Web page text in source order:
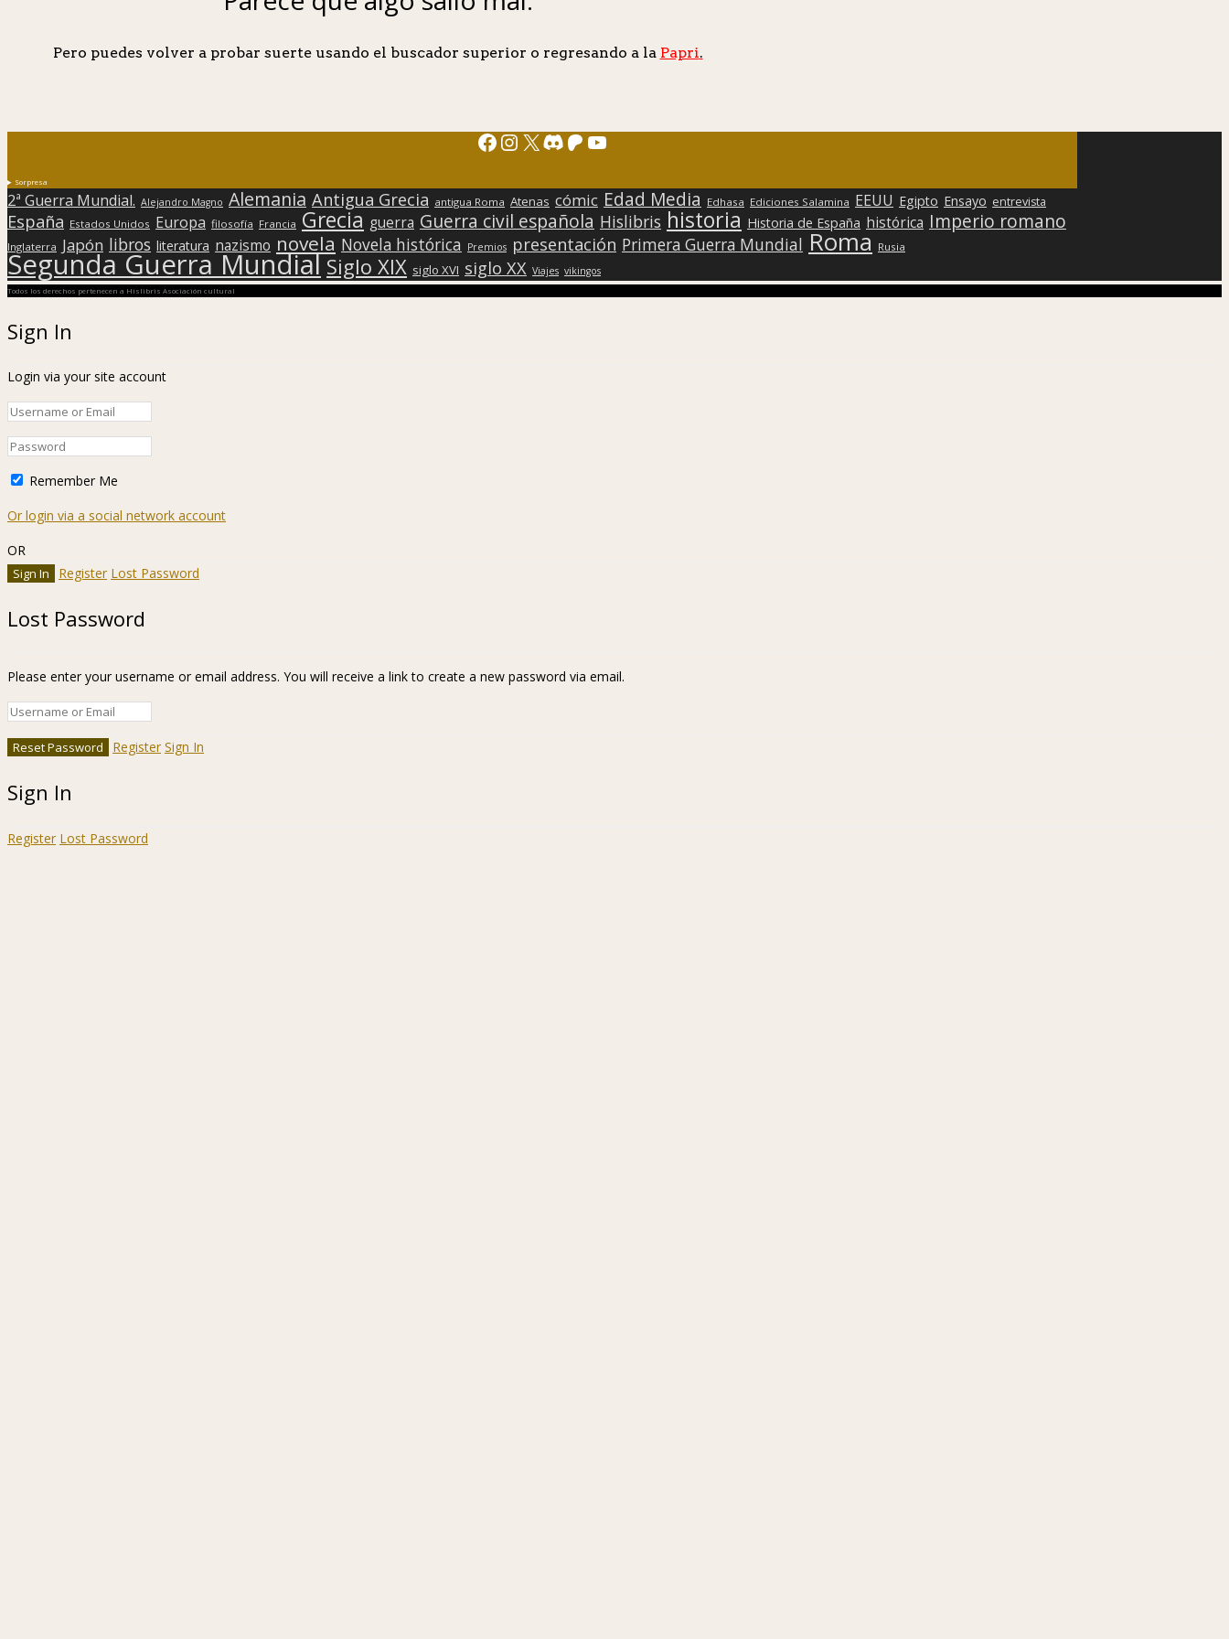
Pero puedes volver a probar suerte usando el buscador superior o regresando a la Papri.
Facebook
Instagram
X Discord
Patreon
YouTube
Sorpresa
2ª Guerra Mundial. Alejandro Magno Alemania Antigua Grecia antigua Roma Atenas cómic Edad Media Edhasa Ediciones Salamina EEUU Egipto Ensayo entrevista
España Estados Unidos Europa filosofía Francia Grecia guerra Guerra civil española Hislibris historia Historia de España histórica Imperio romano
Inglaterra Japón libros literatura nazismo novela Novela histórica Premios presentación Primera Guerra Mundial Roma Rusia
Segunda Guerra Mundial Siglo XIX siglo XVI siglo XX Viajes vikingos
Todos los derechos pertenecen a Hislibris Asociación cultural
Sign In
Login via your site account
Remember Me
Or login via a social network account
OR
Register Lost Password
Lost Password
Please enter your username or email address. You will receive a link to create a new password via email.
Register Sign In
Sign In
Register Lost Password